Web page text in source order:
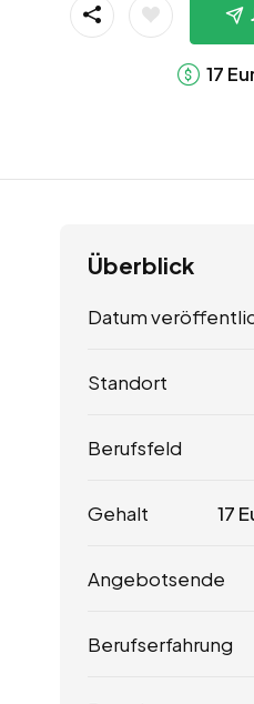
17
Überblick
Datum
Standort
Berufsfeld
Gehalt 17
Angebotsende
Berufserfahrung